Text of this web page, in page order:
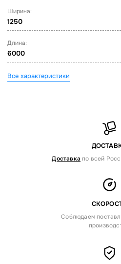
Ширина:
1250
Длина:
6000
Все характеристики
Доставка по всей
Соблюдаем